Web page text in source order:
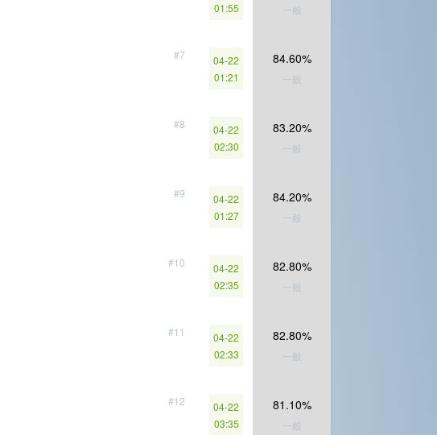
01:55
一般
#7
04-22
01:21
84.60%
一般
#8
04-22
02:30
83.20%
一般
#9
04-22
01:27
84.20%
一般
#10
04-22
02:35
82.80%
一般
#11
04-22
02:33
82.80%
一般
#12
04-22
03:35
81.10%
一般